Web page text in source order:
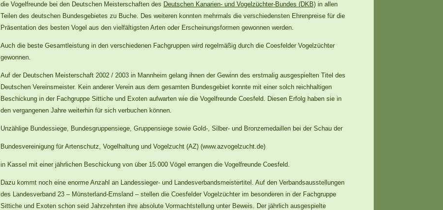
die Vogelfreunde bei den Deutschen Meisterschaften des Deutschen Kanarien- und Vogelzüchter-Bundes (DKB) in allen
Teilen des deutschen Bundesgebietes zu Buche. Des weiteren konnten mehrmals die verschiedensten Ehrenpreise für die
Präsentation des besten Vogel aus den vielfältigsten Arten oder Erscheinungsformen gewonnen werden.
Auch die beste Gesamtleistung in den verschiedenen Fachgruppen wird regelmäßig durch die Coesfelder Vogelzüchter
gewonnen.
Auf der Deutschen Meisterschaft 2002 / 2003 in Mannheim gelang ihnen der Gewinn des erstmalig ausgespielten Titel des
Deutschen Vereinsmeister. Kein anderer Verein aus dem gesamten Bundesgebiet konnte mit einer solch reichhaltigen
Beschickung in der Fachgruppe Sittiche und Exoten aufwarten wie die Vogelfreunde Coesfeld. Diesen Erfolg haben sie in
den vergangenen Jahre weiterhin für sich verbuchen können.
Unzählige Bundessiege, Bundesgruppensiege, Gruppensiege sowie Gold-, Silber- und Bronzemedaillen bei der Schau der
Bundesvereinigung für Artenschutz, Vogelhaltung und Vogelzucht (AZ) (www.azvogelzucht.de)
in Kassel mit einer jährlichen Beschickung von über 15.000 Vögel errangen die Vogelfreunde Coesfeld.
Dazu kommt noch eine enorme Anzahl an Landessieger- und Landesverbandsmeistertitel. Auf den Verbandsausstellungen
des Landesverband 23 – Münsterland-Emsland – stellen die Coesfelder Vogelzüchter im besonderen in der Fachgruppe
Sittiche und Exoten schon seid Jahrzehnten ihre absolute Vormachtstellung unter Beweis. Der jährlich ausgespielte